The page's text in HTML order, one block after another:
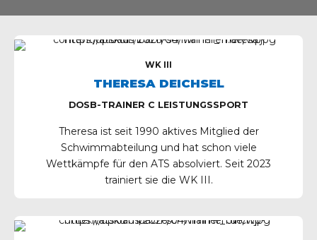
WK III
THERESA DEICHSEL
DOSB-TRAINER C LEISTUNGSSPORT
Theresa ist seit 1990 aktives Mitglied der
Schwimmabteilung und hat schon viele
Wettkämpfe für den ATS absolviert. Seit 2023
trainiert sie die WK III.